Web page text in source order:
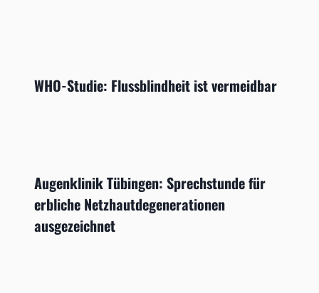
WHO-Studie: Flussblindheit ist vermeidbar
Augenklinik Tübingen: Sprechstunde für
erbliche Netzhautdegenerationen
ausgezeichnet